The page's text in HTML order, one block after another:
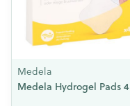
Medela
Medela Hydrogel Pads 4